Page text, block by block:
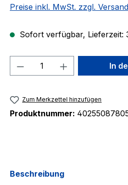
Preise inkl. MwSt. zzgl.
Sofort verfügbar, Lieferzeit:
Produkt Anzahl: Gib
In
Zum Merkzettel hinzufügen
Produktnummer:
Beschreibung